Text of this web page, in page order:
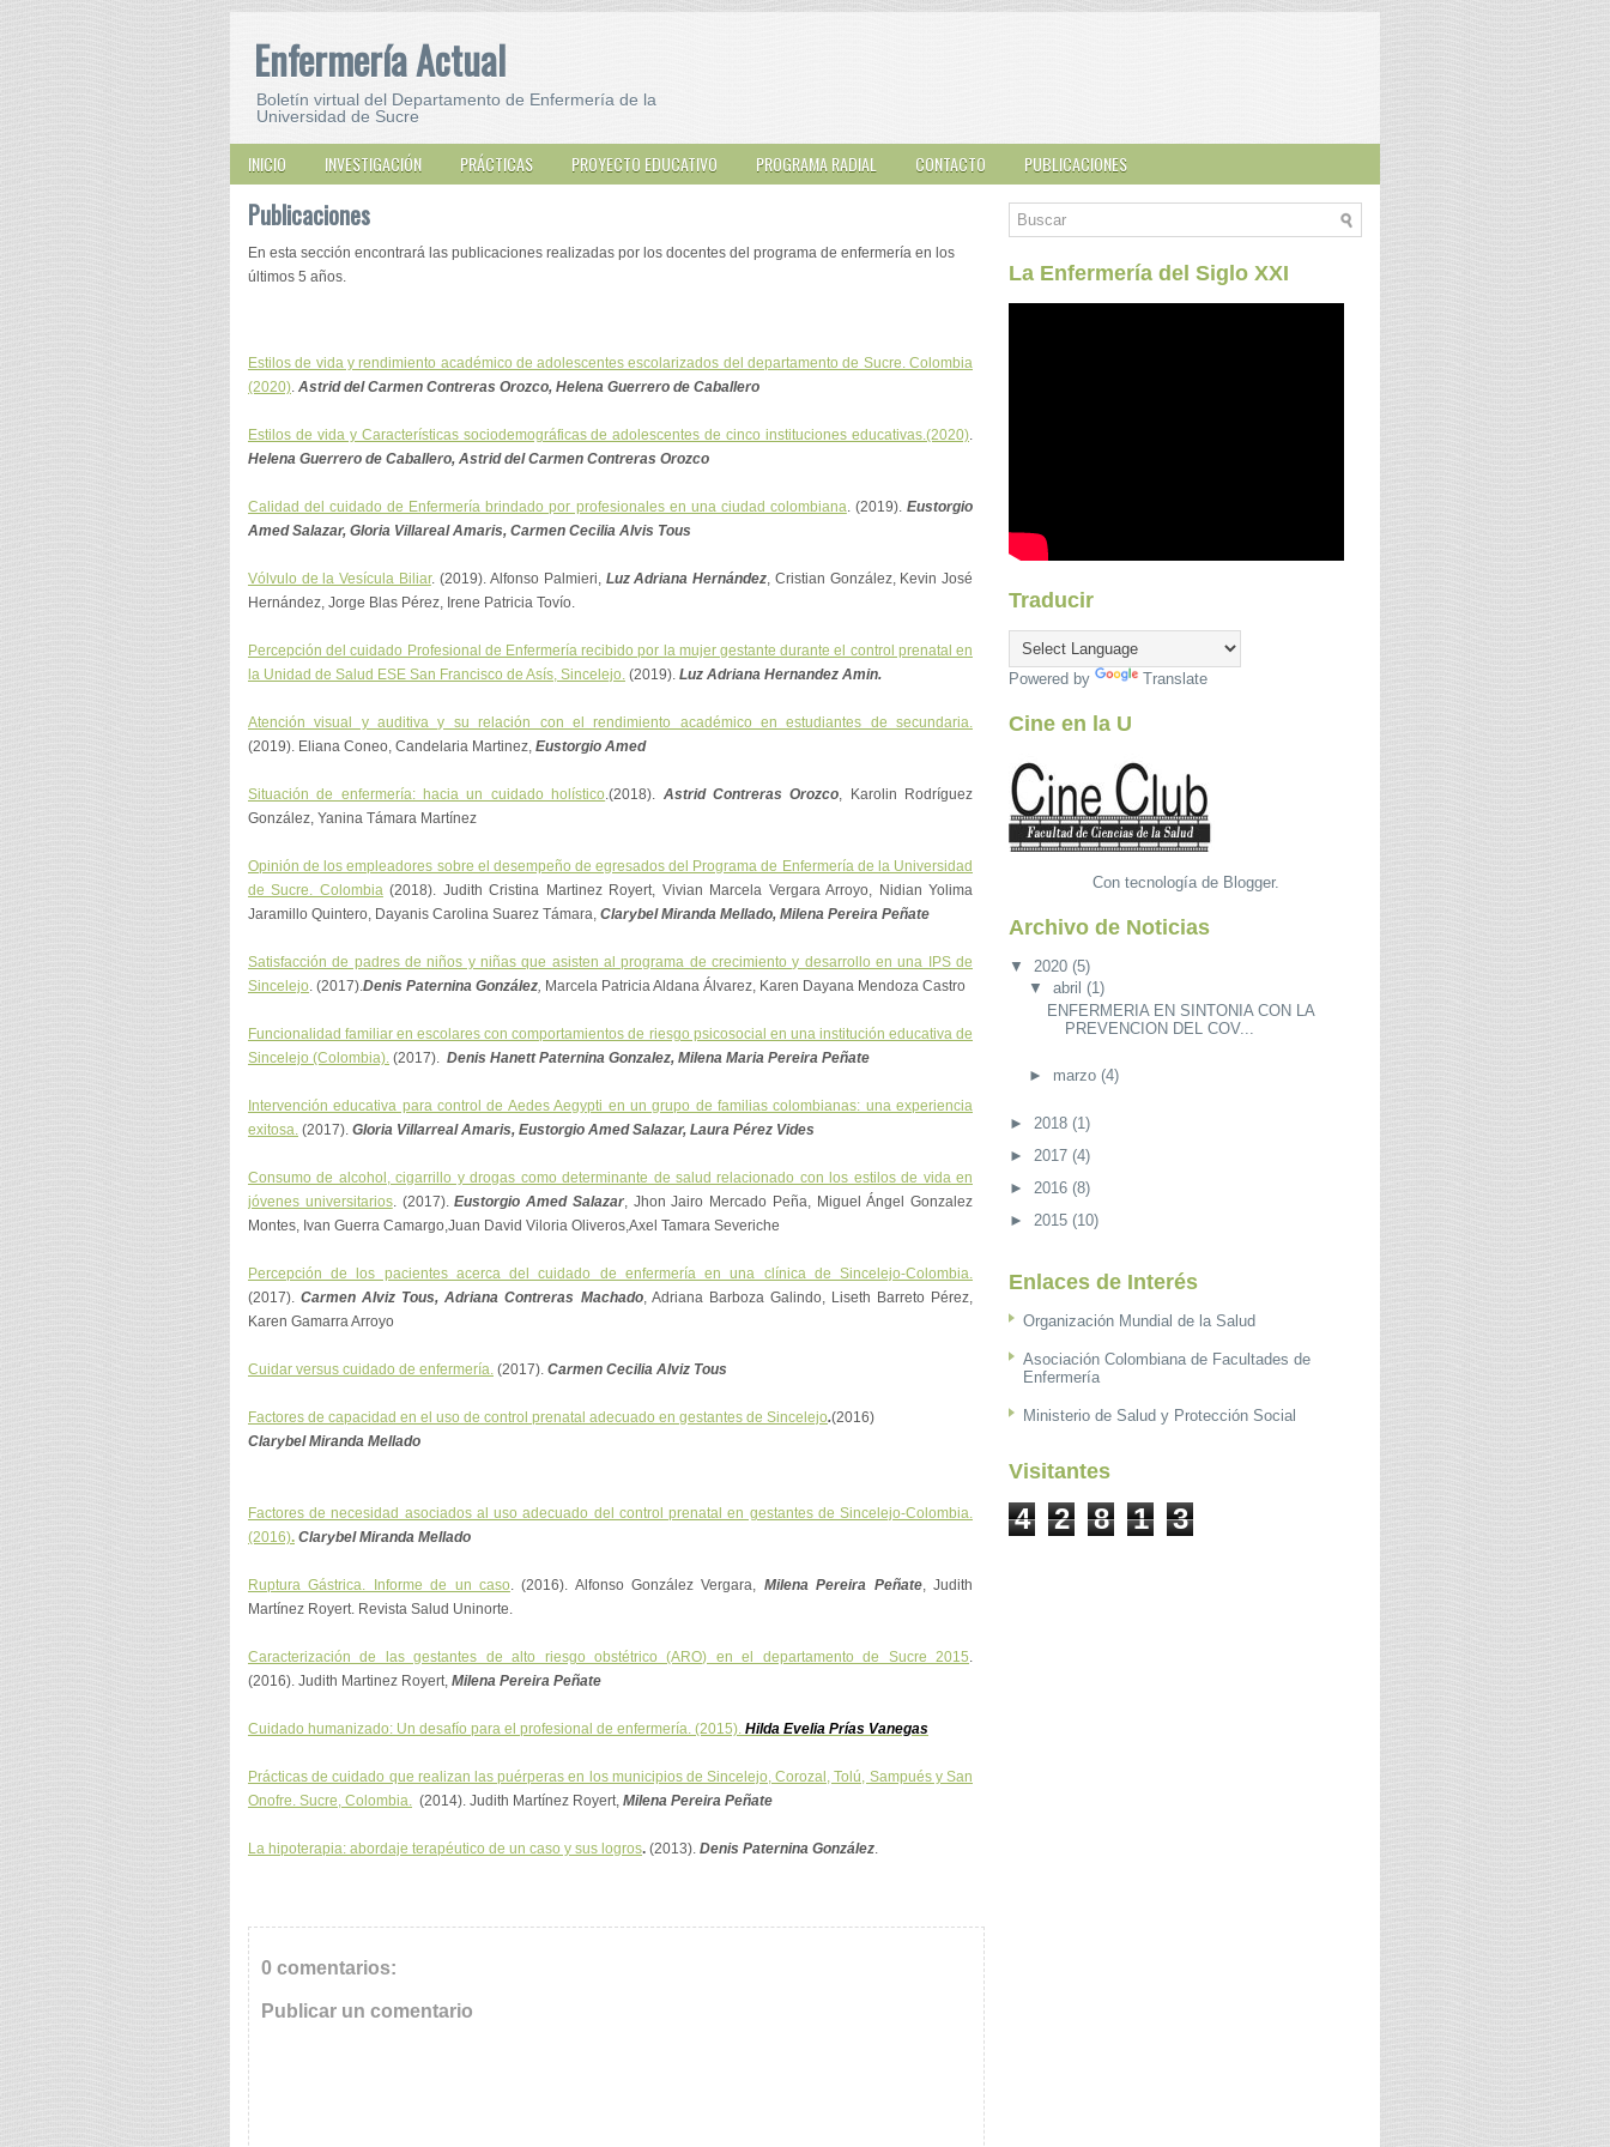
Enfermería Actual
Boletín virtual del Departamento de Enfermería de la
Universidad de Sucre
INICIO INVESTIGACIÓN PRÁCTICAS PROYECTO EDUCATIVO PROGRAMA RADIAL CONTACTO PUBLICACIONES
Publicaciones
En esta sección encontrará las publicaciones realizadas por los docentes del programa de enfermería en los
últimos 5 años.
Estilos de vida y rendimiento académico de adolescentes escolarizados del departamento de Sucre. Colombia
(2020). Astrid del Carmen Contreras Orozco, Helena Guerrero de Caballero
Estilos de vida y Características sociodemográficas de adolescentes de cinco instituciones educativas.(2020).
Helena Guerrero de Caballero, Astrid del Carmen Contreras Orozco
Calidad del cuidado de Enfermería brindado por profesionales en una ciudad colombiana. (2019).Eustorgio
Amed Salazar, Gloria Villareal Amaris, Carmen Cecilia Alvis Tous
Vólvulo de la Vesícula Biliar. (2019). Alfonso Palmieri, Luz Adriana Hernández, Cristian González, Kevin José
Hernández, Jorge Blas Pérez, Irene Patricia Tovío.
Percepción del cuidado Profesional de Enfermería recibido por la mujer gestante durante el control prenatal en
la Unidad de Salud ESE San Francisco de Asís, Sincelejo. (2019). Luz Adriana Hernandez Amin.
Atención visual y auditiva y su relación con el rendimiento académico en estudiantes de secundaria.
(2019). Eliana Coneo, Candelaria Martinez, Eustorgio Amed
Situación de enfermería: hacia un cuidado holístico.(2018). Astrid Contreras Orozco, Karolin Rodríguez
González, Yanina Támara Martínez
Opinión de los empleadores sobre el desempeño de egresados del Programa de Enfermería de la Universidad
de Sucre. Colombia(2018). Judith Cristina Martinez Royert, Vivian Marcela Vergara Arroyo, Nidian Yolima
Jaramillo Quintero, Dayanis Carolina Suarez Támara, Clarybel Miranda Mellado, Milena Pereira Peñate
Satisfacción de padres de niños y niñas que asisten al programa de crecimiento y desarrollo en una IPS de
Sincelejo. (2017).Denis Paternina González, Marcela Patricia Aldana Álvarez, Karen Dayana Mendoza Castro
Funcionalidad familiar en escolares con comportamientos de riesgo psicosocial en una institución educativa de
Sincelejo (Colombia). (2017). Denis Hanett Paternina Gonzalez, Milena Maria Pereira Peñate
Intervención educativa para control de Aedes Aegypti en un grupo de familias colombianas: una experiencia
exitosa. (2017). Gloria Villarreal Amaris, Eustorgio Amed Salazar, Laura Pérez Vides
Consumo de alcohol, cigarrillo y drogas como determinante de salud relacionado con los estilos de vida en
jóvenes universitarios. (2017).Eustorgio Amed Salazar, Jhon Jairo Mercado Peña, Miguel Ángel Gonzalez
Montes, Ivan Guerra Camargo,Juan David Viloria Oliveros,Axel Tamara Severiche
Percepción de los pacientes acerca del cuidado de enfermería en una clínica de Sincelejo-Colombia.
(2017).Carmen Alviz Tous, Adriana Contreras Machado, Adriana Barboza Galindo, Liseth Barreto Pérez,
Karen Gamarra Arroyo
Cuidar versus cuidado de enfermería. (2017). Carmen Cecilia Alviz Tous
Factores de capacidad en el uso de control prenatal adecuado en gestantes de Sincelejo.(2016)
Clarybel Miranda Mellado
Factores de necesidad asociados al uso adecuado del control prenatal en gestantes de Sincelejo-Colombia.
(2016). Clarybel Miranda Mellado
Ruptura Gástrica. Informe de un caso. (2016). Alfonso González Vergara, Milena Pereira Peñate, Judith
Martínez Royert. Revista Salud Uninorte.
Caracterización de las gestantes de alto riesgo obstétrico (ARO) en el departamento de Sucre 2015.
(2016). Judith Martinez Royert, Milena Pereira Peñate
Cuidado humanizado: Un desafío para el profesional de enfermería. (2015). Hilda Evelia Prías Vanegas
Prácticas de cuidado que realizan las puérperas en los municipios de Sincelejo, Corozal, Tolú, Sampués y San
Onofre. Sucre, Colombia. (2014). Judith Martínez Royert, Milena Pereira Peñate
La hipoterapia: abordaje terapéutico de un caso y sus logros. (2013). Denis Paternina González.
0 comentarios:
Publicar un comentario
La Enfermería del Siglo XXI
Traducir
Powered by Translate
Cine en la U
Con tecnología de Blogger.
Archivo de Noticias
▼ 2020 (5)
▼ abril (1)
ENFERMERIA EN SINTONIA CON LA
PREVENCION DEL COV...
► marzo (4)
► 2018 (1)
► 2017 (4)
► 2016 (8)
► 2015 (10)
Enlaces de Interés
Organización Mundial de la Salud
Asociación Colombiana de Facultades de
Enfermería
Ministerio de Salud y Protección Social
Visitantes
4 2 8 1 3